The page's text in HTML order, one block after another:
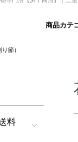
商品カテ
節）
料